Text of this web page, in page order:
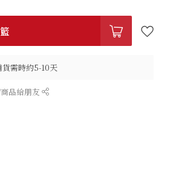
需時約5-10天
品給朋友